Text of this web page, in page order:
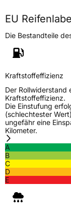
Höchstlast1215/
Generelle
Fahrzeugtyp
ModellnameX
Fahrzeugart
Weitere
EU
Die Bestandteile
Kraftstoffeffizienz
Der Rollwiderstand
Kraftstoffeffizienz.
Die Einstufung
(schlechtester
ungefähr eine
Kilometer.
A
B
C
D
E